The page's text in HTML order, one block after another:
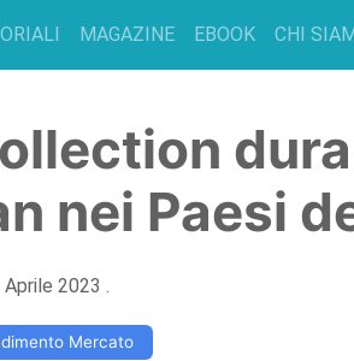
MAGAZINE EBOOK CHI
nei Paesi
Aprile 2023 .
Mercato